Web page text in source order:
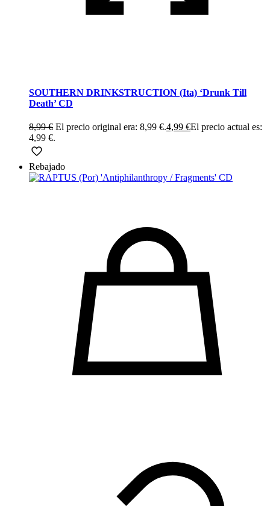
SOUTHERN DRINKSTRUCTION (Ita) ‘Drunk Till
Death’ CD
8,99€ El precio original era: 8,99 €.4,99 €El precio actual es:
4,99 €.
Rebajado